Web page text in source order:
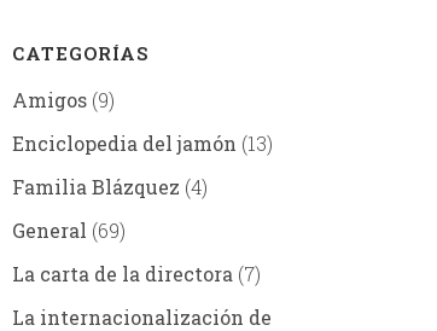
CATEGORÍAS
Amigos (9)
Enciclopedia del jamón (13)
Familia Blázquez (4)
General (69)
La carta de la directora (7)
La internacionalización de